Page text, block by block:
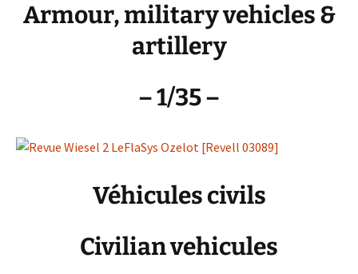
Armour, military vehicles &
artillery
– 1/35 –
Véhicules civils
Civilian vehicules